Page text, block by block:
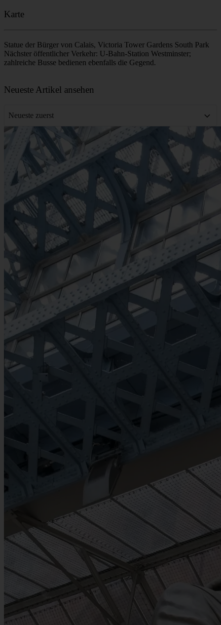
Karte
Statue der Bürger von Calais, Victoria Tower Gardens South Park
Nächster öffentlicher Verkehr: U-Bahn-Station Westminster;
zahlreiche Busse bedienen ebenfalls die Gegend.
+
Neueste Artikel ansehen
Neueste zuerst